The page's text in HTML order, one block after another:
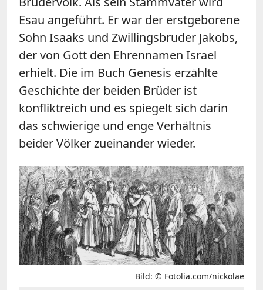
Esau angeführt. Er war der erstgeborene
Sohn Isaaks und Zwillingsbruder Jakobs,
der von Gott den Ehrennamen Israel
erhielt. Die im Buch Genesis erzählte
Geschichte der beiden Brüder ist
konfliktreich und es spiegelt sich darin
das schwierige und enge Verhältnis
beider Völker zueinander wieder.
Bild: © Fotolia.com/nickolae